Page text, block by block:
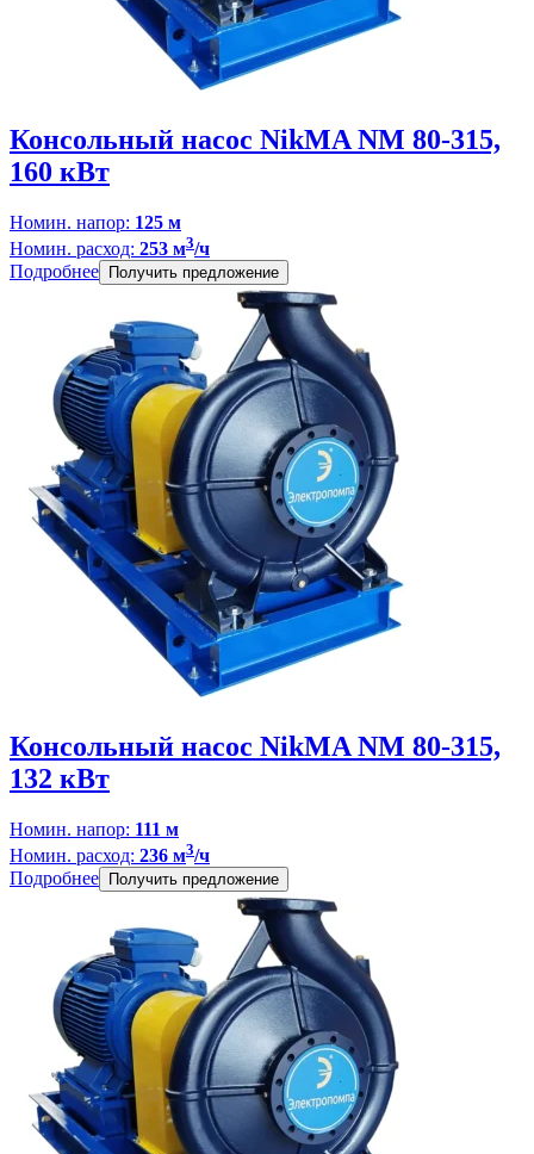
Консольный насос NikMA NM 80-315,
160 кВт
Номин. напор: 125 м
Номин. расход: 253 м3/ч
Подробнее
Получить предложение
Консольный насос NikMA NM 80-315,
132 кВт
Номин. напор: 111 м
Номин. расход: 236 м3/ч
Подробнее
Получить предложение